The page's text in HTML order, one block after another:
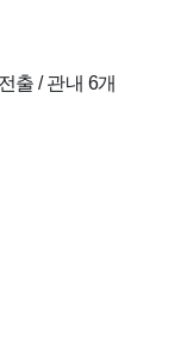
출 / 관내 6개